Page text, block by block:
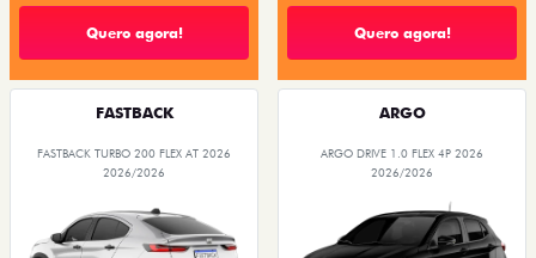
Quero agora! Quero agora!
FASTBACK
FASTBACK TURBO 200 FLEX AT 2026
2026/2026
ARGO
ARGO DRIVE 1.0 FLEX 4P 2026
2026/2026